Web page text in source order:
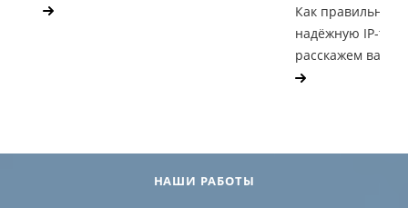
Как правильно
надёжную IP-
расскажем вам в
НАШИ РАБОТЫ